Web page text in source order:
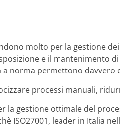
molto per la gestione
e il mantenimento
norma permettono davvero
processi manuali,
la gestione ottimale del
ISO27001, leader in Italia